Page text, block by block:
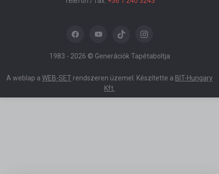
1983 - 2026 © Generációk Tapétaboltja
A weblap a WEB-SET rendszeren üzemel. Készítette a BIT-Hungary
Kft.